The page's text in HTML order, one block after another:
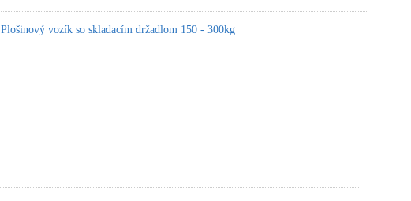
Plošinový vozík so skladacím držadlom 150 - 300kg